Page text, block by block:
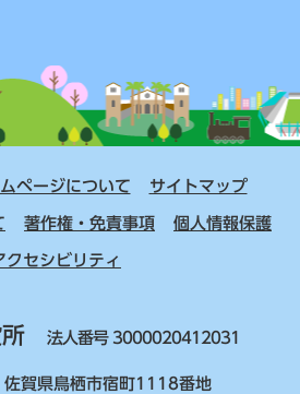
ページについて サイトマップ
著作権・免責事項 個人情報保護
クセシビリティ
法人番号 3000020412031
賀県鳥栖市宿町1118番地